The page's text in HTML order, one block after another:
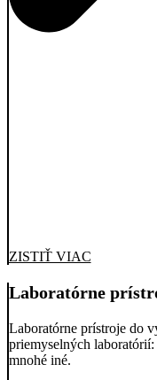
ZISTIŤ VIAC
Laboratórne
Laboratórne prístroje do
priemyselných
mnohé iné.